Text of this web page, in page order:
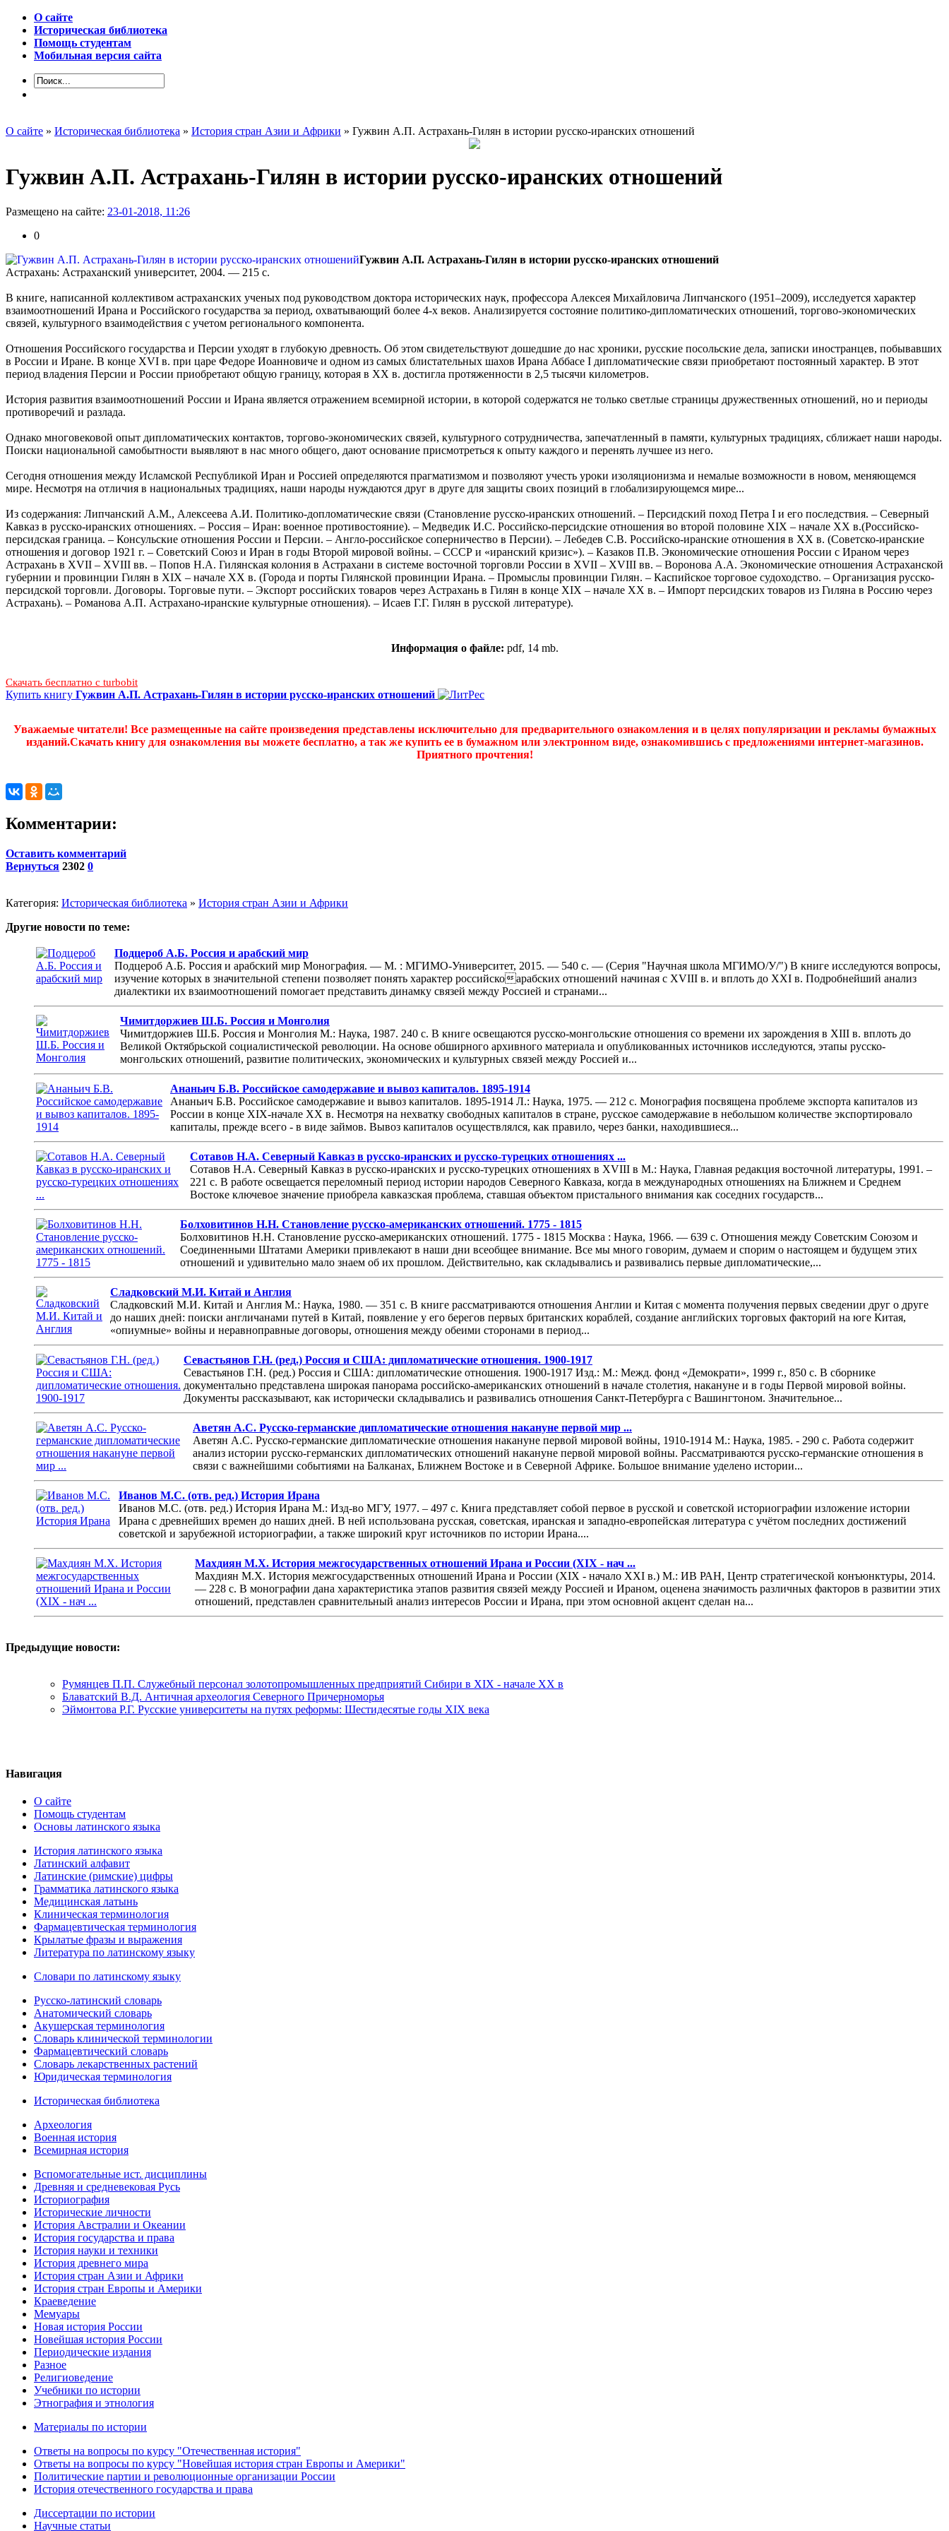
О сайте
Историческая библиотека
Помощь студентам
Мобильная версия сайта
О сайте » Историческая библиотека » История стран Азии и Африки » Гужвин А.П. Астрахань-Гилян в истории русско-иранских отношений
Гужвин А.П. Астрахань-Гилян в истории русско-иранских отношений
Размещено на сайте: 23-01-2018, 11:26
0
Гужвин А.П. Астрахань-Гилян в истории русско-иранских отношений
Астрахань: Астраханский университет, 2004. — 215 с.
В книге, написанной коллективом астраханских ученых под руководством доктора исторических наук, профессора Алексея Михайловича Липчанского (1951–2009), исследуется характер
взаимоотношений Ирана и Российского государства за период, охватывающий более 4-х веков. Анализируется состояние политико-дипломатических отношений, торгово-экономических
связей, культурного взаимодействия с учетом регионального компонента.
Отношения Российского государства и Персии уходят в глубокую древность. Об этом свидетельствуют дошедшие до нас хроники, русские посольские дела, записки иностранцев, побывавших
в России и Иране. В конце XVI в. при царе Федоре Иоанновиче и одном из самых блистательных шахов Ирана Аббасе I дипломатические связи приобретают постоянный характер. В этот
период владения Персии и России приобретают общую границу, которая в XX в. достигла протяженности в 2,5 тысячи километров.
История развития взаимоотношений России и Ирана является отражением всемирной истории, в которой содержатся не только светлые страницы дружественных отношений, но и периоды
противоречий и разлада.
Однако многовековой опыт дипломатических контактов, торгово-экономических связей, культурного сотрудничества, запечатленный в памяти, культурных традициях, сближает наши народы.
Поиски национальной самобытности выявляют в нас много общего, дают основание присмотреться к опыту каждого и перенять лучшее из него.
Сегодня отношения между Исламской Республикой Иран и Россией определяются прагматизмом и позволяют учесть уроки изоляционизма и немалые возможности в новом, меняющемся
мире. Несмотря на отличия в национальных традициях, наши народы нуждаются друг в друге для защиты своих позиций в глобализирующемся мире...
Из содержания: Липчанский А.М., Алексеева А.И. Политико-допломатические связи (Становление русско-иранских отношений. – Персидский поход Петра I и его последствия. – Северный
Кавказ в русско-иранских отношениях. – Россия – Иран: военное противостояние). – Медведик И.С. Российско-персидские отношения во второй половине XIX – начале XX в.(Российско-
персидская граница. – Консульские отношения России и Персии. – Англо-российское соперничество в Персии). – Лебедев С.В. Российско-иранские отношения в ХХ в. (Советско-иранские
отношения и договор 1921 г. – Советский Союз и Иран в годы Второй мировой войны. – СССР и «иранский кризис»). – Казаков П.В. Экономические отношения России с Ираном через
Астрахань в XVII – XVIII вв. – Попов Н.А. Гилянская колония в Астрахани в системе восточной торговли России в XVII – XVIII вв. – Воронова А.А. Экономические отношения Астраханской
губернии и провинции Гилян в XIX – начале XX в. (Города и порты Гилянской провинции Ирана. – Промыслы провинции Гилян. – Каспийское торговое судоходство. – Организация русско-
персидской торговли. Договоры. Торговые пути. – Экспорт российских товаров через Астрахань в Гилян в конце XIX – начале XX в. – Импорт персидских товаров из Гиляна в Россию через
Астрахань). – Романова А.П. Астрахано-иранские культурные отношения). – Исаев Г.Г. Гилян в русской литературе).
Информация о файле: pdf, 14 mb.
Скачать бесплатно c turbobit
Купить книгу Гужвин А.П. Астрахань-Гилян в истории русско-иранских отношений
Уважаемые читатели! Все размещенные на сайте произведения представлены исключительно для предварительного ознакомления и в целях популяризации и рекламы бумажных
изданий.Скачать книгу для ознакомления вы можете бесплатно, а так же купить ее в бумажном или электронном виде, ознакомившись с предложениями интернет-магазинов.
Приятного прочтения!
Комментарии:
Оставить комментарий
Вернуться 2302 0
Категория: Историческая библиотека » История стран Азии и Африки
Другие новости по теме:
Подцероб А.Б. Россия и арабский мир
Подцероб А.Б. Россия и арабский мир Монография. — М. : МГИМО-Университет, 2015. — 540 с. — (Серия "Научная школа МГИМО/У/") В книге исследуются вопросы,
изучение которых в значительной степени позволяет понять характер российскоарабских отношений начиная с XVIII в. и вплоть до XXI в. Подробнейший анализ
диалектики их взаимоотношений помогает представить динамку связей между Россией и странами...
Чимитдоржиев Ш.Б. Россия и Монголия
Чимитдоржиев Ш.Б. Россия и Монголия М.: Наука, 1987. 240 с. В книге освещаются русско-монгольские отношения со времени их зарождения в XIII в. вплоть до
Великой Октябрьской социалистической революции. На основе обширного архивного материала и опубликованных источников исследуются, этапы русско-
монгольских отношений, развитие политических, экономических и культурных связей между Россией и...
Ананьич Б.В. Российское самодержавие и вывоз капиталов. 1895-1914
Ананьич Б.В. Российское самодержавие и вывоз капиталов. 1895-1914 Л.: Наука, 1975. — 212 с. Монография посвящена проблеме экспорта капиталов из
России в конце XIX-начале XX в. Несмотря на нехватку свободных капиталов в стране, русское самодержавие в небольшом количестве экспортировало
капиталы, прежде всего - в виде займов. Вывоз капиталов осуществлялся, как правило, через банки, находившиеся...
Сотавов Н.А. Северный Кавказ в русско-иранских и русско-турецких отношениях ...
Сотавов Н.А. Северный Кавказ в русско-иранских и русско-турецких отношениях в XVIII в М.: Наука, Главная редакция восточной литературы, 1991. –
221 с. В работе освещается переломный период истории народов Северного Кавказа, когда в международных отношениях на Ближнем и Среднем
Востоке ключевое значение приобрела кавказская проблема, ставшая объектом пристального внимания как соседних государств...
Болховитинов Н.Н. Становление русско-американских отношений. 1775 - 1815
Болховитинов Н.Н. Становление русско-американских отношений. 1775 - 1815 Москва : Наука, 1966. — 639 с. Отношения между Советским Союзом и
Соединенными Штатами Америки привлекают в наши дни всеобщее внимание. Все мы много говорим, думаем и спорим о настоящем и будущем этих
отношений и удивительно мало знаем об их прошлом. Действительно, как складывались и развивались первые дипломатические,...
Сладковский М.И. Китай и Англия
Сладковский М.И. Китай и Англия М.: Наука, 1980. — 351 с. В книге рассматриваются отношения Англии и Китая с момента получения первых сведении друг о друге
до наших дней: поиски англичанами путей в Китай, появление у его берегов первых британских кораблей, создание английских торговых факторий на юге Китая,
«опиумные» войны и неравноправные договоры, отношения между обеими сторонами в период...
Севастьянов Г.Н. (ред.) Россия и США: дипломатические отношения. 1900-1917
Севастьянов Г.Н. (ред.) Россия и США: дипломатические отношения. 1900-1917 Изд.: М.: Межд. фонд «Демократи», 1999 г., 850 с. В сборнике
документально представлена широкая панорама российско-американских отношений в начале столетия, накануне и в годы Первой мировой войны.
Документы рассказывают, как исторически складывались и развивались отношения Санкт-Петербурга с Вашингтоном. Значительное...
Аветян А.С. Русско-германские дипломатические отношения накануне первой мир ...
Аветян А.С. Русско-германские дипломатические отношения накануне первой мировой войны, 1910-1914 М.: Наука, 1985. - 290 с. Работа содержит
анализ истории русско-германских дипломатических отношений накануне первой мировой войны. Рассматриваются русско-германские отношения в
связи с важнейшими событиями на Балканах, Ближнем Востоке и в Северной Африке. Большое внимание уделено истории...
Иванов М.С. (отв. ред.) История Ирана
Иванов М.С. (отв. ред.) История Ирана М.: Изд-во МГУ, 1977. – 497 с. Книга представляет собой первое в русской и советской историографии изложение истории
Ирана с древнейших времен до наших дней. В ней использована русская, советская, иранская и западно-европейская литература с учётом последних достижений
советской и зарубежной историографии, а также широкий круг источников по истории Ирана....
Махдиян М.Х. История межгосударственных отношений Ирана и России (XIX - нач ...
Махдиян М.Х. История межгосударственных отношений Ирана и России (XIX - начало XXI в.) М.: ИВ РАН, Центр стратегической конъюнктуры, 2014.
— 228 с. В монографии дана характеристика этапов развития связей между Россией и Ираном, оценена значимость различных факторов в развитии этих
отношений, представлен сравнительный анализ интересов России и Ирана, при этом основной акцент сделан на...
Предыдущие новости:
Румянцев П.П. Служебный персонал золотопромышленных предприятий Сибири в XIX - начале ХХ в
Блаватский В.Д. Античная археология Северного Причерноморья
Эймонтова Р.Г. Русские университеты на путях реформы: Шестидесятые годы XIX века
Навигация
О сайте
Помощь студентам
Основы латинского языка
История латинского языка
Латинский алфавит
Латинские (римские) цифры
Грамматика латинского языка
Медицинская латынь
Клиническая терминология
Фармацевтическая терминология
Крылатые фразы и выражения
Литература по латинскому языку
Словари по латинскому языку
Русско-латинский словарь
Анатомический словарь
Акушерская терминология
Словарь клинической терминологии
Фармацевтический словарь
Словарь лекарственных растений
Юридическая терминология
Историческая библиотека
Археология
Военная история
Всемирная история
Вспомогательные ист. дисциплины
Древняя и средневековая Русь
Историография
Исторические личности
История Австралии и Океании
История государства и права
История науки и техники
История древнего мира
История стран Азии и Африки
История стран Европы и Америки
Краеведение
Мемуары
Новая история России
Новейшая история России
Периодические издания
Разное
Религиоведение
Учебники по истории
Этнография и этнология
Материалы по истории
Ответы на вопросы по курсу "Отечественная история"
Ответы на вопросы по курсу "Новейшая история стран Европы и Америки"
Политические партии и революционные организации России
История отечественного государства и права
Диссертации по истории
Научные статьи